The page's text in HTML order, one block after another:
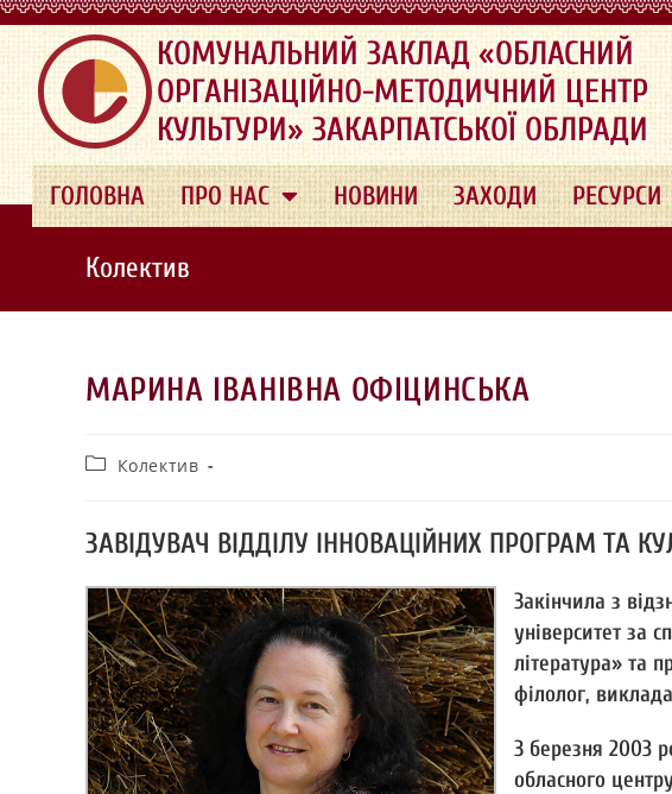
.
КОМУНАЛЬНИЙ ЗАКЛАД «ОБЛАСНИЙ
ОРГАНІЗАЦІЙНО-МЕТОДИЧНИЙ ЦЕНТР
КУЛЬТУРИ» ЗАКАРПАТСЬКОЇ ОБЛРАДИ
ГОЛОВНА ПРО НАС НОВИНИ ЗАХОДИ РЕСУРСИ
Колектив
МАРИНА ІВАНІВНА ОФІЦИНСЬКА
Колектив
ЗАВІДУВАЧ ВІДДІЛУ ІННОВАЦІЙНИХ ПРОГРАМ ТА
Закінчила з
університет за
література» та
філолог,
З березня 2003
обласного